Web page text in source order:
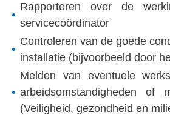
Rapporteren over de
servicecoördinator
Controleren van de goede
installatie (bijvoorbeeld door
Melden van eventuele
arbeidsomstandigheden
(Veiligheid, gezondheid en